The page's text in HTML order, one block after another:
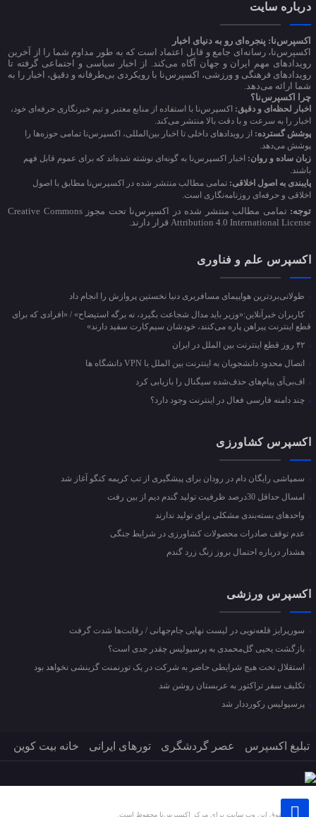
درباره سایت
اکسپرس‌نا: پنجره‌ای رو به دنیای اخبار
اکسپرس‌نا، رسانه‌ای جامع و قابل اعتماد است که به طور مداوم شما را از آخرین
رویدادهای مهم ایران و جهان آگاه می‌کند. از اخبار سیاسی و اجتماعی گرفته تا
رویدادهای فرهنگی و ورزشی، اکسپرس‌نا با رویکردی بی‌طرفانه و دقیق، اخبار را به
شما ارائه می‌دهد.
چرا اکسپرس‌نا؟
اخبار لحظه‌ای و دقیق: اکسپرس‌نا با استفاده از منابع معتبر و تیم خبرنگاری حرفه‌ای خود،
اخبار را به سرعت و با دقت بالا منتشر می‌کند.
پوشش گسترده: از رویدادهای داخلی تا اخبار بین‌المللی، اکسپرس‌نا تمامی حوزه‌ها را
پوشش می‌دهد.
زبان ساده و روان: اخبار اکسپرس‌نا به گونه‌ای نوشته شده‌اند که برای عموم قابل فهم
باشند.
پایبندی به اصول اخلاقی: تمامی مطالب منتشر شده در اکسپرس‌نا مطابق با اصول
اخلاقی و حرفه‌ای روزنامه‌نگاری است.
توجه:
تمامی مطالب منتشر شده در اکسپرس‌نا تحت مجوز Creative Commons
Attribution 4.0 International License قرار دارند.
اکسپرس علم و فناوری
طولانی‌بردترین هواپیمای مسافربری دنیا نخستین پروازش را انجام داد
کاربران خبرآنلاین:«وزیر باید مدال شجاعت بگیرد، نه برگه استیضاح» / «افرادی که برای
قطع اینترنت پیراهن پاره می‌کنند، خودشان سیم‌کارت سفید دارند»
اتصال محدود دانشجویان به اینترنت بین الملل با VPN دانشگاه ها
اف‌بی‌آی پیام‌های حذف‌شده سیگنال را بازیابی کرد
چند دامنه فارسی فعال در اینترنت وجود دارد؟
اکسپرس کشاورزی
سمپاشی رایگان دام در رودان برای پیشگیری از تب کریمه کنگو آغاز شد
امسال حداقل 30درصد ظرفیت تولید گندم دیم از بین رفت
واحد‌های بسته‌بندی مشکلی برای تولید ندارند
عدم توقف صادرات محصولات کشاورزی در شرایط جنگی
هشدار درباره احتمال بروز زنگ زرد گندم
اکسپرس ورزشی
سورپرایز قلعه‌نویی در لیست نهایی جام‌جهانی / رقابت‌ها شدت گرفت
بازگشت یحیی گل‌محمدی به پرسپولیس چقدر جدی است؟
استقلال تحت هیچ شرایطی حاضر به شرکت در یک تورنمنت گزینشی نخواهد بود
تکلیف سفر تراکتور به عربستان روشن شد
پرسپولیس رکورددار شد
تبلیغ اکسپرس عصر گردشگری تورهای ایرانی خانه بیت کوین
تمام حقوق این وب سایت برای مرکز اکسپرس‌نا محفوظ است.